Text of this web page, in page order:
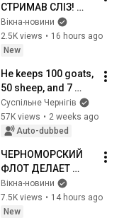
СТРИМАВ СЛІЗ!
Тисячі людей
прийшли провести
Олексія Юкова |
Вікна-новини
2.5K views • 16 hours ago
New
He keeps 100 goats,
50 sheep, and 7
horses by himself in
the Chernihiv
region: the story of
Суспільне Чернігів
57K views • 2 weeks ago
Auto-dubbed
ЧЕРНОМОРСКИЙ
ФЛОТ ДЕЛАЕТ
“БУЛЬ-БУЛЬ”:
РОССИЯ БЕЗ
ФЛОТА УЖЕ НЕ
Вікна-новини
7.5K views • 14 hours ago
New